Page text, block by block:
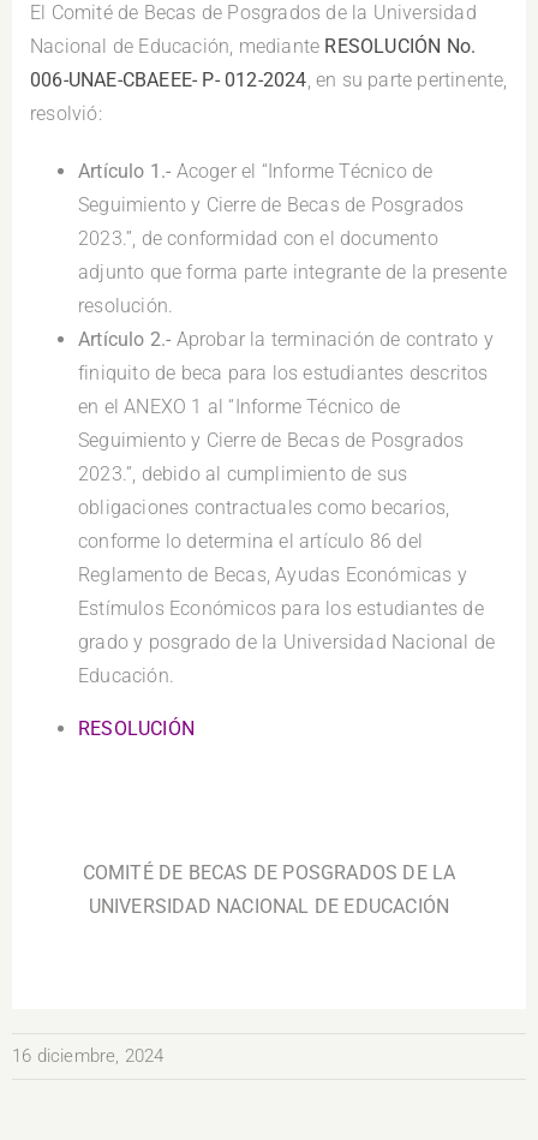
El Comité de Becas de Posgrados de la Universidad
Nacional de Educación, mediante RESOLUCIÓN No.
006-UNAE-CBAEEE- P- 012-2024,en su parte pertinente,
resolvió:
Artículo 1.- Acoger el “Informe Técnico de
Seguimiento y Cierre de Becas de Posgrados
2023.”, de conformidad con el documento
adjunto que forma parte integrante de la presente
resolución.
Artículo 2.- Aprobar la terminación de contrato y
finiquito de beca para los estudiantes descritos
en el ANEXO 1 al “Informe Técnico de
Seguimiento y Cierre de Becas de Posgrados
2023.”, debido al cumplimiento de sus
obligaciones contractuales como becarios,
conforme lo determina el artículo 86 del
Reglamento de Becas, Ayudas Económicas y
Estímulos Económicos para los estudiantes de
grado y posgrado de la Universidad Nacional de
Educación.
RESOLUCIÓN
COMITÉ DE BECAS DE POSGRADOS DE LA
UNIVERSIDAD NACIONAL DE EDUCACIÓN
16 diciembre, 2024